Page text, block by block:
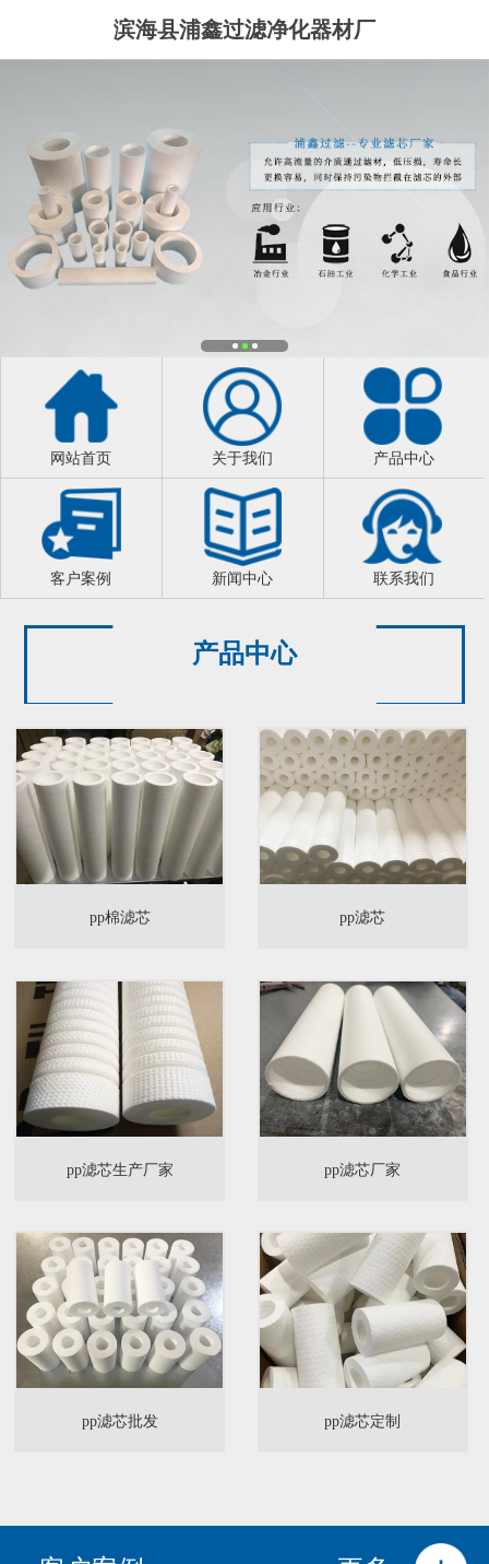
滨海县浦鑫过滤净化器材厂
网站首页 关于我们 产品中心
客户案例 新闻中心 联系我们
产品中心
pp棉滤芯 pp滤芯
pp滤芯生产厂家 pp滤芯厂家
pp滤芯批发 pp滤芯定制